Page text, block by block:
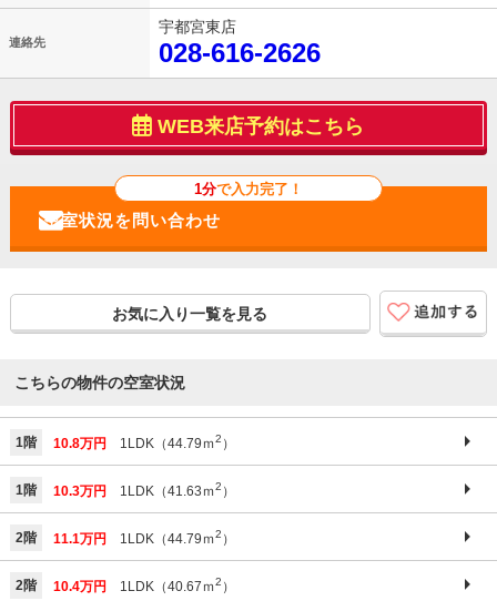
連絡先
宇都宮東店
028-616-2626
WEB来店予約はこちら
1分で入力完了！
お気に入り一覧を見る
こちらの物件の空室状況
1階 10.8万円 1LDK（44.79ｍ2 ）
1階 10.3万円 1LDK（41.63ｍ2 ）
2階 11.1万円 1LDK（44.79ｍ2 ）
2階 10.4万円 1LDK（40.67ｍ2 ）